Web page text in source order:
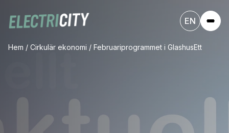
EN
Hem / Cirkulär ekonomi / Februariprogrammet i GlashusEtt